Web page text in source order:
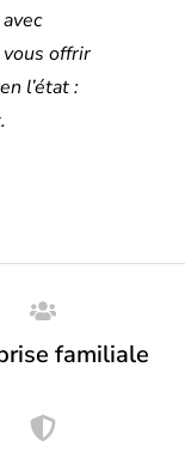
offrir
l’état :
familiale